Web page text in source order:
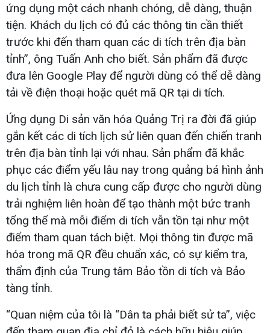
ứng dụng một cách nhanh chóng, dễ dàng, thuận
tiện. Khách du lịch có đủ các thông tin cần thiết
trước khi đến tham quan các di tích trên địa bàn
tỉnh”, ông Tuấn Anh cho biết. Sản phẩm đã được
đưa lên Google Play để người dùng có thể dễ dàng
tải về điện thoại hoặc quét mã QR tại di tích.
Ứng dụng Di sản văn hóa Quảng Trị ra đời đã giúp
gắn kết các di tích lịch sử liên quan đến chiến tranh
trên địa bàn tỉnh lại với nhau. Sản phẩm đã khắc
phục các điểm yếu lâu nay trong quảng bá hình ảnh
du lịch tỉnh là chưa cung cấp được cho người dùng
trải nghiệm liên hoàn để tạo thành một bức tranh
tổng thể mà mỗi điểm di tích vẫn tồn tại như một
điểm tham quan tách biệt. Mọi thông tin được mã
hóa trong mã QR đều chuẩn xác, có sự kiểm tra,
thẩm định của Trung tâm Bảo tồn di tích và Bảo
tàng tỉnh.
“Quan niệm của tôi là “Dân ta phải biết sử ta”, việc